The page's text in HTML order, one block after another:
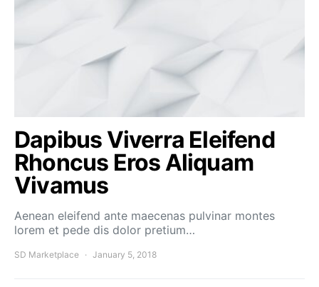
Dapibus Viverra Eleifend
Rhoncus Eros Aliquam
Vivamus
Aenean eleifend ante maecenas pulvinar montes
lorem et pede dis dolor pretium…
SD Marketplace January 5, 2018